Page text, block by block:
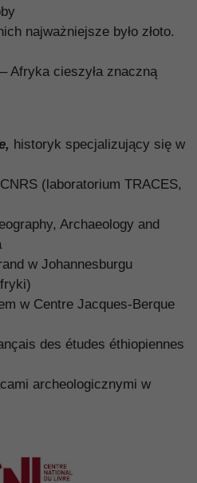
najważniejsze było złoto.
Afryka cieszyła znaczną
historyk specjalizujący się w
(laboratorium TRACES,
Archaeology and
w Johannesburgu
w Centre Jacques-Berque
des études éthiopiennes
archeologicznymi w